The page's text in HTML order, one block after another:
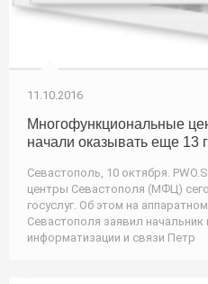
11.10.2016
Многофункциональные
начали оказывать еще 13
Севастополь, 10 октября.
центры Севастополя (МФЦ)
госуслуг. Об этом на
Севастополя заявил начальник
информатизации и связи Петр